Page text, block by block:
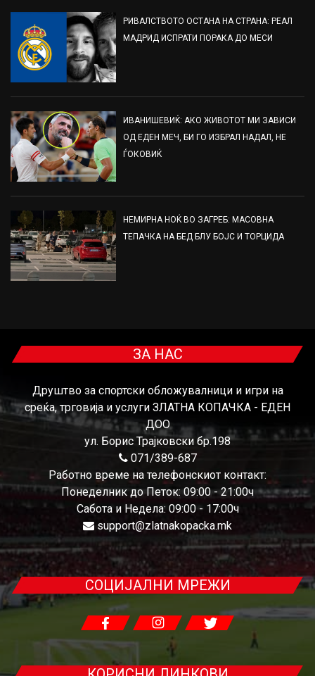
РИВАЛСТВОТО ОСТАНА НА СТРАНА: РЕАЛ
МАДРИД ИСПРАТИ ПОРАКА ДО МЕСИ
ИВАНИШЕВИЌ: АКО ЖИВОТОТ МИ ЗАВИСИ
ОД ЕДЕН МЕЧ, БИ ГО ИЗБРАЛ НАДАЛ, НЕ
ЃОКОВИЌ
НЕМИРНА НОЌ ВО ЗАГРЕБ: МАСОВНА
ТЕПАЧКА НА БЕД БЛУ БОЈС И ТОРЦИДА
ЗА НАС
Друштво за спортски обложувалници и игри на
среќа, трговија и услуги ЗЛАТНА КОПАЧКА - ЕДЕН
ДОО
ул. Борис Трајковски бр.198
071/389-687
Работно време на телефонскиот контакт:
Понеделник до Петок: 09:00 - 21:00ч
Сабота и Недела: 09:00 - 17:00ч
support@zlatnakopacka.mk
СОЦИЈАЛНИ МРЕЖИ